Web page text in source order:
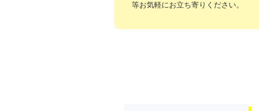
等お気軽にお立ち寄りください。